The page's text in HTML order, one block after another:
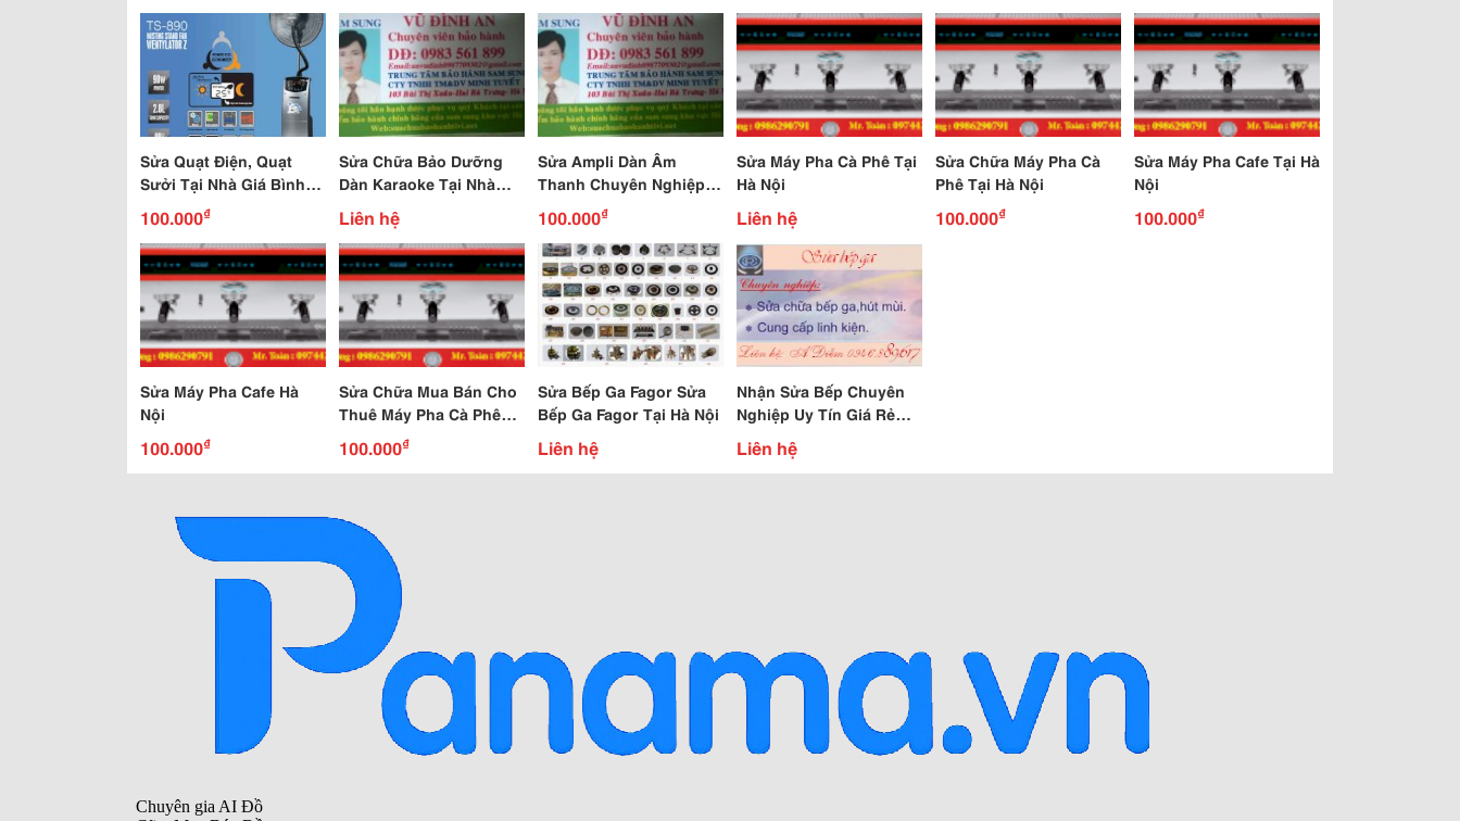
Sửa Quạt Điện, Quạt
Sưởi Tại Nhà Giá Bình
Dân
100.000₫
Sửa Chữa Bảo Dưỡng
Dàn Karaoke Tại Nhà
Chuyên Nghiệp
Liên hệ
Sửa Ampli Dàn Âm
Thanh Chuyên Nghiệp
Giá Rẻ Nhất Hn
100.000₫
Sửa Máy Pha Cà Phê Tại
Hà Nội
Liên hệ
Sửa Chữa Máy Pha Cà
Phê Tại Hà Nội
100.000₫
Sửa Máy Pha Cafe Tại Hà
Nội
100.000₫
Sửa Máy Pha Cafe Hà
Nội
100.000₫
Sửa Chữa Mua Bán Cho
Thuê Máy Pha Cà Phê
Tại Hà Nội - Bắc Ninh -
Hải Dương - Hải Phòng-
100.000₫
Sửa Bếp Ga Fagor Sửa
Bếp Ga Fagor Tại Hà Nội
Liên hệ
Nhận Sửa Bếp Chuyên
Nghiệp Uy Tín Giá Rẻ
Sửa Bếp Tại Nhà Khách
Hn 247
Liên hệ